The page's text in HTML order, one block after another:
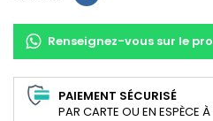
Renseignez-vous sur le
PAIEMENT SÉCURISÉ
PAR CARTE OU EN ESPÈCE